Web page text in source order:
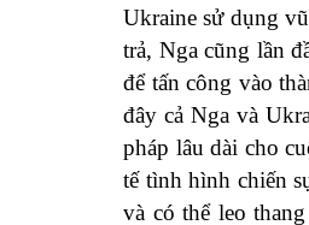
Ukraine sử dụng
trả, Nga cũng lần
để tấn công vào
đây cả Nga và
pháp lâu dài cho
tế tình hình chiến
và có thể leo